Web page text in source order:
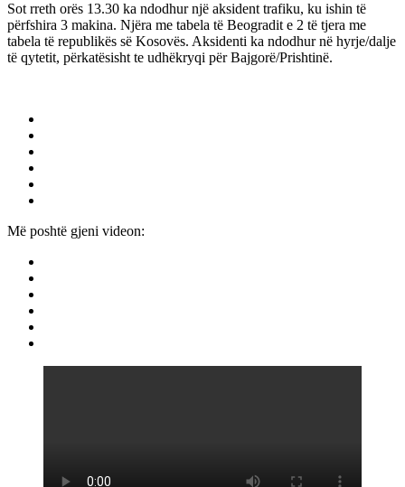
Sot rreth orës 13.30 ka ndodhur një aksident trafiku, ku ishin të
përfshira 3 makina. Njëra me tabela të Beogradit e 2 të tjera me
tabela të republikës së Kosovës. Aksidenti ka ndodhur në hyrje/dalje
të qytetit, përkatësisht te udhëkryqi për Bajgorë/Prishtinë.
Më poshtë gjeni videon: